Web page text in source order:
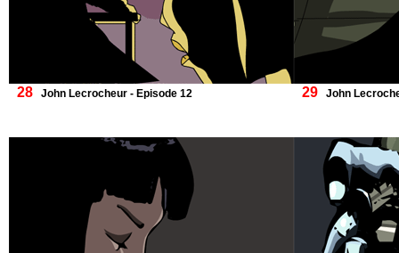
28 John Lecrocheur - Episode 12 29 John